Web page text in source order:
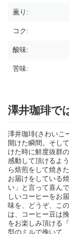
薫り:
コク:
酸味:
苦味:
澤井珈琲で
澤井珈琲(さわいこ
開けた瞬間。そし
けた時に鮮度抜群
感動して頂けるよ
ら焙煎をして焼き
お届けをしている
い」と言って喜ん
しいコーヒーをお
味を、どうぞ、こ
は、コーヒー豆は
をお楽しみ頂ける
型のミルで挽いて